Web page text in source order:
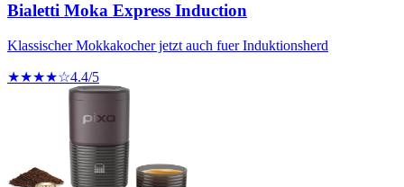
Bialetti Moka Express Induction
Klassischer Mokkakocher jetzt auch fuer Induktionsherd
★★★★☆4.4/5